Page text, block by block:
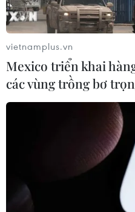
vietnamplus.vn
Mexico triển khai
các vùng trồng bơ